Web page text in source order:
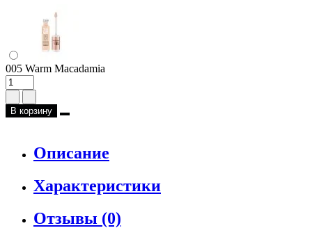
005 Warm Macadamia
В корзину
Описание
Характеристики
Отзывы (0)